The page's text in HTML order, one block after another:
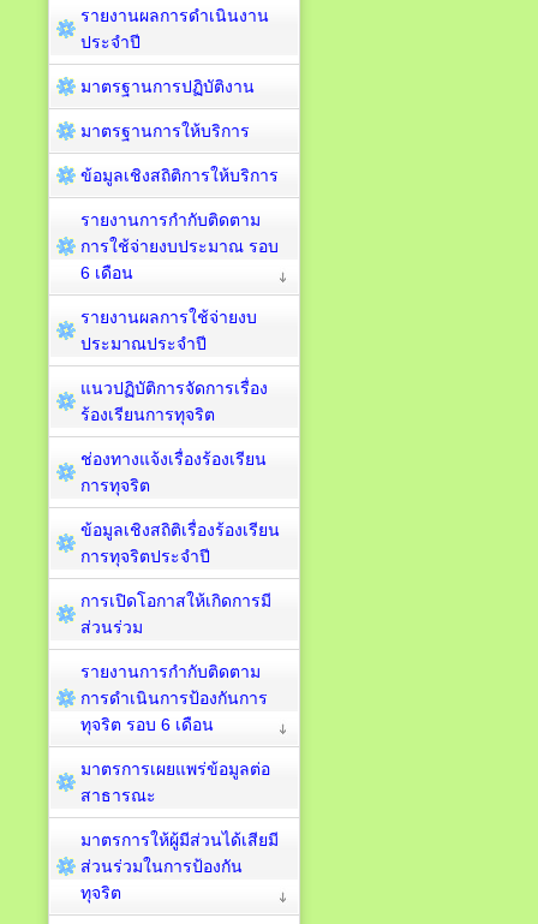
รายงานผลการดำเนินงาน
ประจำปี
มาตรฐานการปฏิบัติงาน
มาตรฐานการให้บริการ
ข้อมูลเชิงสถิติการให้บริการ
รายงานการกำกับติดตาม
การใช้จ่ายงบประมาณ รอบ
6 เดือน
รายงานผลการใช้จ่ายงบ
ประมาณประจำปี
แนวปฏิบัติการจัดการเรื่อง
ร้องเรียนการทุจริต
ช่องทางแจ้งเรื่องร้องเรียน
การทุจริต
ข้อมูลเชิงสถิติเรื่องร้องเรียน
การทุจริตประจำปี
การเปิดโอกาสให้เกิดการมี
ส่วนร่วม
รายงานการกำกับติดตาม
การดำเนินการป้องกันการ
ทุจริต รอบ 6 เดือน
มาตรการเผยแพร่ข้อมูลต่อ
สาธารณะ
มาตรการให้ผู้มีส่วนได้เสียมี
ส่วนร่วมในการป้องกัน
ทุจริต